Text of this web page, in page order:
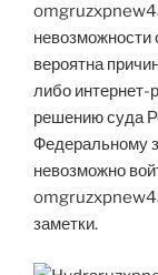
вероятна
либо интернет-
решению суда
Федеральному
невозможно
заметки.